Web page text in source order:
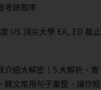
考錄取率
US 頂尖大學 EA, ED 截止
介紹大解密！5 大解析、實
韓文常用句子彙整，讓你輕